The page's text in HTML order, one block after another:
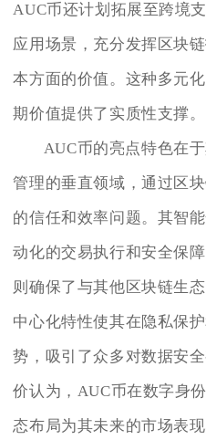
AUC币还计划拓展至跨境
应用场景，充分发挥区块
本方面的价值。这种多元
期价值提供了实质性支撑。
AUC币的亮点特色在
管理的垂直领域，通过区
的信任和效率问题。其智
动化的交易执行和安全保
则确保了与其他区块链生
中心化特性使其在隐私保
势，吸引了众多对数据安
价认为，AUC币在数字身
态布局为其未来的市场表